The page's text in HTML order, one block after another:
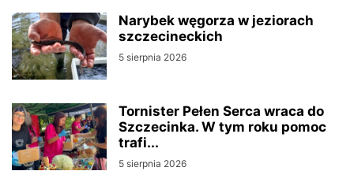
Narybek węgorza w jeziorach
szczecineckich
5 sierpnia 2026
Tornister Pełen Serca wraca do
Szczecinka. W tym roku pomoc
trafi...
5 sierpnia 2026